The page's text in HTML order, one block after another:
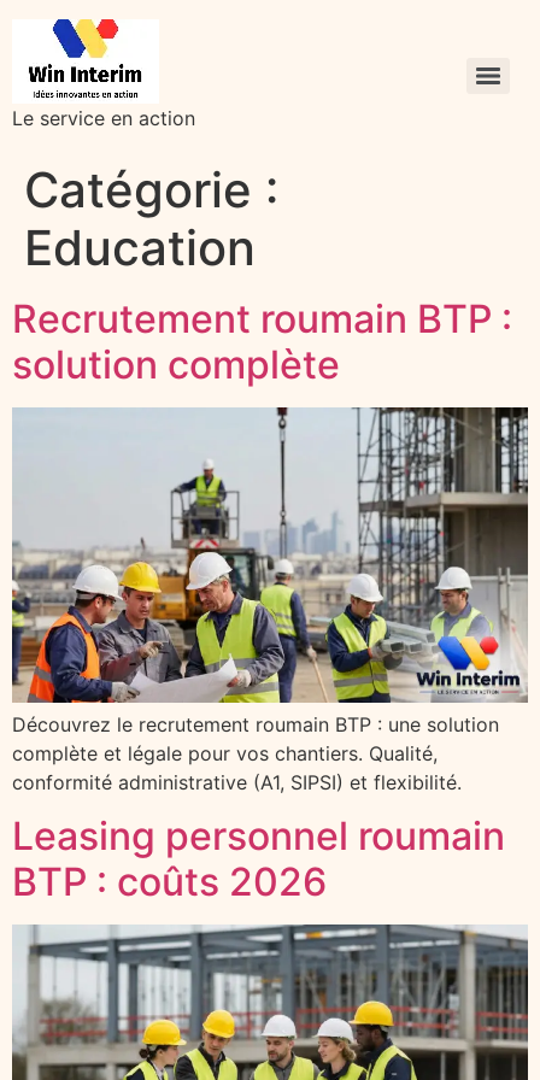
Le service en action
Catégorie :
Education
Recrutement roumain BTP :
solution complète
Découvrez le recrutement roumain BTP : une solution
complète et légale pour vos chantiers. Qualité,
conformité administrative (A1, SIPSI) et flexibilité.
Leasing personnel roumain
BTP : coûts 2026